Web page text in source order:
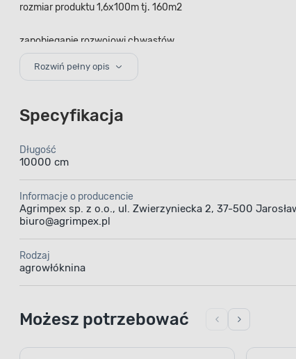
rozmiar produktu 1,6x100m tj. 160m2
zapobieganie rozwojowi chwastów
wspomaganie rozwoju roślin
przepuszczalność powietrza i wody
Rozwiń pełny opis
Specyfikacja
Długość
10000 cm
Informacje o producencie
Agrimpex sp. z o.o., ul. Zwierzyniecka 2, 37-500
biuro@agrimpex.pl
Rodzaj
agrowłóknina
Możesz potrzebować